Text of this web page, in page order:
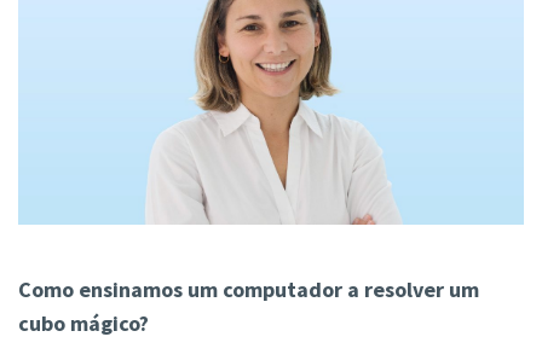
Como ensinamos um computador a resolver um
cubo mágico?